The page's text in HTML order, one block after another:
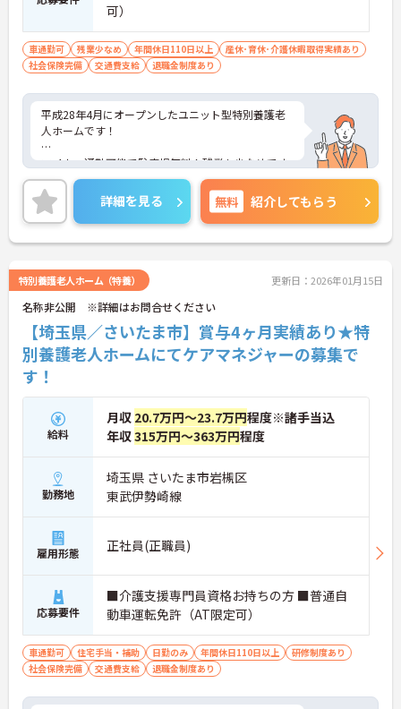
可）
車通勤可 残業少なめ 年間休日110日以上
産休･育休･介護休暇取得実績あり
社会保険完備
交通費支給 退職金制度あり
平成28年4月にオープンしたユニット型特別養護老
人ホームです！
マイカー通勤可能で駐車場無料！残業も少なめです
ので、働きやすい職場です！
ご興味のある方には、面接対策ポイントなど、さら
に詳細をお話しいたしますので、お気軽にご相談く
ださい。
詳細を見る 無料 紹介してもらう
特別養護老人ホーム（特養） 更新日：2026年01月15日
名称非公開 ※詳細はお問合せください
【埼玉県／さいたま市】賞与4ヶ月実績あり★特
別養護老人ホームにてケアマネジャーの募集で
す！
給料
月収 20.7万円～23.7万円程度※諸手当込
年収315万円～363万円程度
勤務地
埼玉県 さいたま市岩槻区
東武伊勢崎線
雇用形態 正社員(正職員)
応募要件
■介護支援専門員資格お持ちの方 ■普通自
動車運転免許（AT限定可）
車通勤可 住宅手当・補助 日勤のみ 年間休日110日以上
研修制度あり
社会保険完備
交通費支給 退職金制度あり